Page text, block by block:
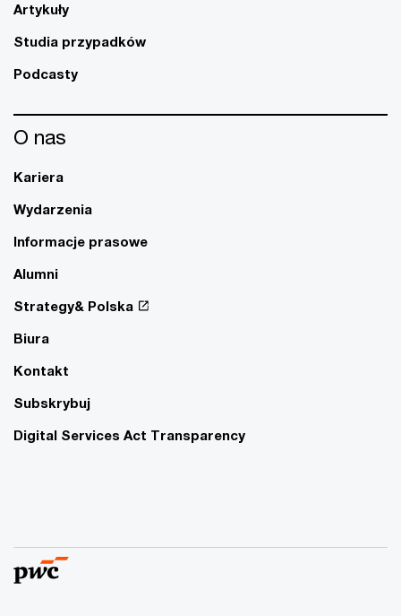
Artykuły
Studia przypadków
Podcasty
O nas
Kariera
Wydarzenia
Informacje prasowe
Alumni
Strategy& Polska
Biura
Kontakt
Subskrybuj
Digital Services Act Transparency